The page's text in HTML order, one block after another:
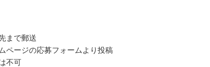
まで郵送
ページの応募フォームより投稿
不可